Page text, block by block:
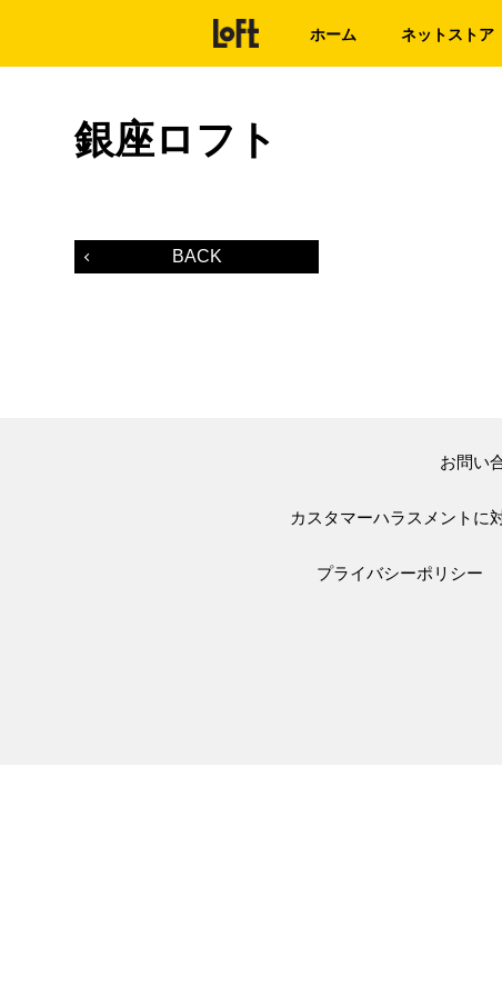
ホーム ネットストア
銀座ロフト
BACK
お問い
カスタマーハラスメントに
プライバシーポリシー